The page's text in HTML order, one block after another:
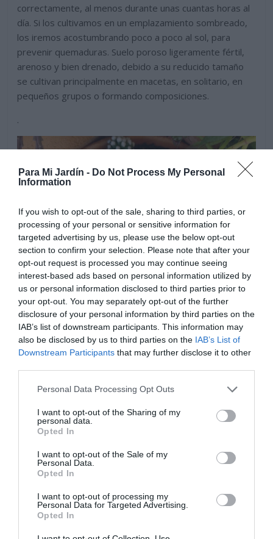
Para Mi Jardín - Do Not Process My Personal
Information
If you wish to opt-out of the sale, sharing to third parties, or
processing of your personal or sensitive information for
targeted advertising by us, please use the below opt-out
section to confirm your selection. Please note that after your
opt-out request is processed you may continue seeing
interest-based ads based on personal information utilized by
us or personal information disclosed to third parties prior to
your opt-out. You may separately opt-out of the further
disclosure of your personal information by third parties on the
IAB’s list of downstream participants. This information may
also be disclosed by us to third parties on the IAB’s List of
Downstream Participants that may further disclose it to other
Personal Data Processing Opt Outs
I want to opt-out of the Sharing of my
personal data.
Opted In
I want to opt-out of the Sale of my
Personal Data.
Opted In
I want to opt-out of processing my
Personal Data for Targeted Advertising.
Opted In
correctamente, al menos durante unas cuantas horas al
día. Si los cultivamos en un emplazamiento sombreado,
los iremos acostumbrando poco a poco al sol, para
prevenir quemaduras. Suelo poroso ligeramente fértil,
arenoso y bien drenado, debido a su reducido tamaño
se cultivan principalmente en macetas, en solitario, en
pequeños grupos o formando composiciones.
.
.